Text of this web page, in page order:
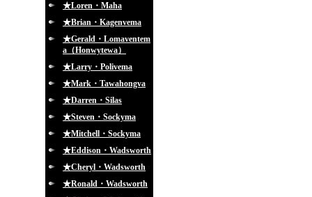
★Loren・Maha
★Brian・Kagenvema
★Gerald・Lomaventem
a（Honwytewa）
★Larry・Polivema
★Mark・Tawahongva
★Darren・Silas
★Steven・Sockyma
★Mitchell・Sockyma
★Eddison・Wadsworth
★Cheryl・Wadsworth
★Ronald・Wadsworth